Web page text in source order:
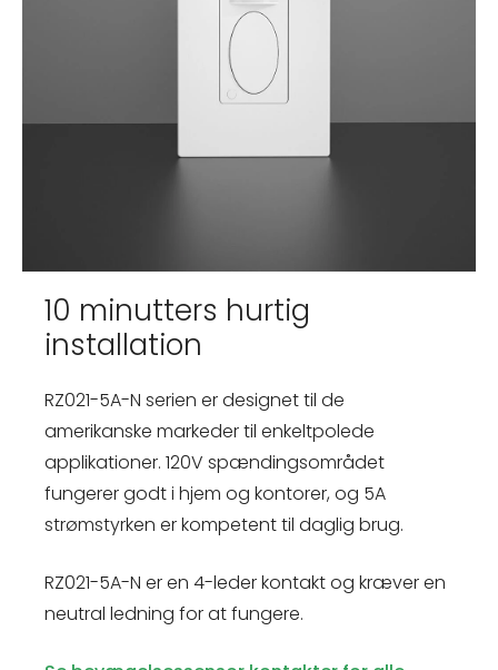
10 minutters hurtig
installation
RZ021-5A-N serien er designet til de
amerikanske markeder til enkeltpolede
applikationer. 120V spændingsområdet
fungerer godt i hjem og kontorer, og 5A
strømstyrken er kompetent til daglig brug.
RZ021-5A-N er en 4-leder kontakt og kræver en
neutral ledning for at fungere.